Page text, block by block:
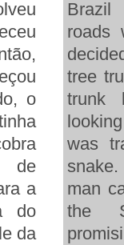
o
de
a
do
da
roads
tree
trunk
was
man
the